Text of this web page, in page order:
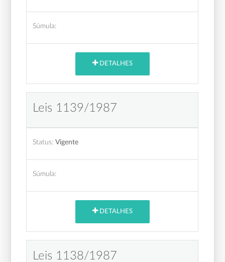
Súmula:
DETALHES
Leis 1139/1987
Status: Vigente
Súmula:
DETALHES
Leis 1138/1987